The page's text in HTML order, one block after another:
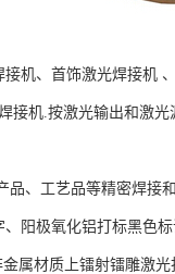
机、首饰激光焊接机
接机.按激光输出和激
、工艺品等精密焊接
阳极氧化铝打标黑色
属材质上镭射镭雕激